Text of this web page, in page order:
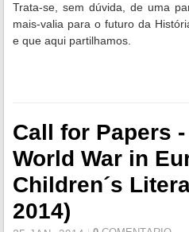
Trata-se, sem dúvida, de uma
mais-valia para o futuro da
e que aqui partilhamos.
Call for Papers
World War in
Children´s
2014)